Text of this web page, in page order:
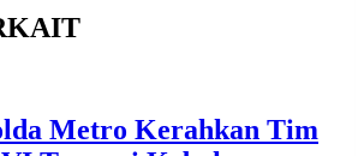
Metro Kerahkan Tim